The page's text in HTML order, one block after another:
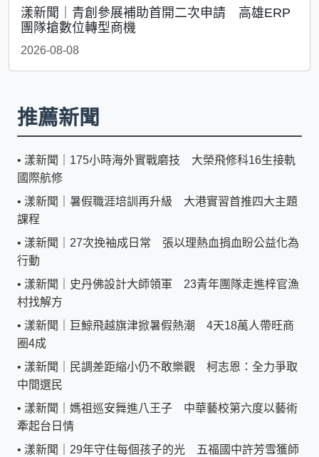
漾新聞｜青創參展補助首開二次申請 高雄ERP
團隊搶數位轉型商機
2026-08-08
推薦新聞
• 漾新聞｜175小時海外實戰磨技 大榮飛修科16生接軌
國際航修
• 漾新聞｜暑假職涯培訓再升級 大港實習首推四大主題
課程
• 漾新聞｜27次挽袖成日常 張以理熱血捐血盼公益化為
行動
• 漾新聞｜史丹佛設計大師領軍 23青年團隊走進梓官漁
村找解方
• 漾新聞｜巨鯨飛越旗津掀暑假熱潮 4天18萬人帶旺商
圈4成
• 漾新聞｜民調差距縮小仍不敢樂觀 柯志恩：全力爭取
中間選民
• 漾新聞｜媽祖巡安舞進八王子 中華藝校第六度以藝術
牽起台日情
• 漾新聞｜29年守住每個孩子的光 五福國中許芳雪獲師